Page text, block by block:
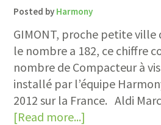
Posted by Harmony
GIMONT, proche petite
le nombre a 182, ce chiffre
nombre de Compacteur à
installé par l’équipe
2012 sur la France. Aldi
[Read more...]